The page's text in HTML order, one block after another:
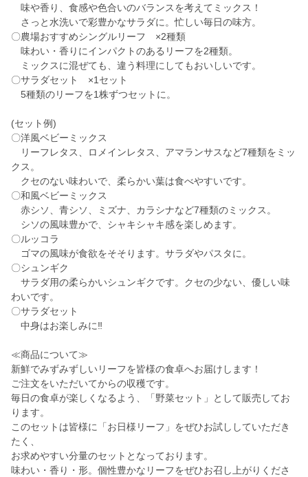
味や香り、食感や色合いのバランスを考えてミックス！
さっと水洗いで彩豊かなサラダに。忙しい毎日の味方。
〇農場おすすめシングルリーフ ×2種類
味わい・香りにインパクトのあるリーフを2種類。
ミックスに混ぜても、違う料理にしてもおいしいです。
〇サラダセット ×1セット
5種類のリーフを1株ずつセットに。
(セット例)
〇洋風ベビーミックス
リーフレタス、ロメインレタス、アマランサスなど7種類をミッ
クス。
クセのない味わいで、柔らかい葉は食べやすいです。
〇和風ベビーミックス
赤シソ、青シソ、ミズナ、カラシナなど7種類のミックス。
シソの風味豊かで、シャキシャキ感を楽しめます。
〇ルッコラ
ゴマの風味が食欲をそそります。サラダやパスタに。
〇シュンギク
サラダ用の柔らかいシュンギクです。クセの少ない、優しい味
わいです。
〇サラダセット
中身はお楽しみに‼
≪商品について≫
新鮮でみずみずしいリーフを皆様の食卓へお届けします！
ご注文をいただいてからの収穫です。
毎日の食卓が楽しくなるよう、「野菜セット」として販売してお
ります。
このセットは皆様に「お日様リーフ」をぜひお試ししていただき
たく、
お求めやすい分量のセットとなっております。
味わい・香り・形。個性豊かなリーフをぜひお召し上がりくださ